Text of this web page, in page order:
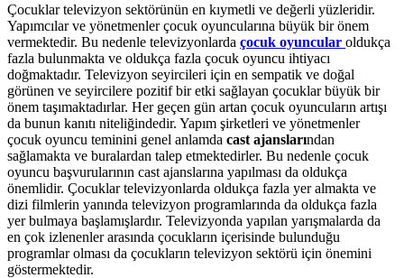
Çocuklar televizyon sektörünün en kıymetli ve değerli yüzleridir.
Yapımcılar ve yönetmenler çocuk oyuncularına büyük bir önem
vermektedir. Bu nedenle televizyonlarda çocuk oyuncular oldukça
fazla bulunmakta ve oldukça fazla çocuk oyuncu ihtiyacı
doğmaktadır. Televizyon seyircileri için en sempatik ve doğal
görünen ve seyircilere pozitif bir etki sağlayan çocuklar büyük bir
önem taşımaktadırlar. Her geçen gün artan çocuk oyuncuların artışı
da bunun kanıtı niteliğindedir. Yapım şirketleri ve yönetmenler
çocuk oyuncu teminini genel anlamda cast ajanslarından
sağlamakta ve buralardan talep etmektedirler. Bu nedenle çocuk
oyuncu başvurularının cast ajanslarına yapılması da oldukça
önemlidir. Çocuklar televizyonlarda oldukça fazla yer almakta ve
dizi filmlerin yanında televizyon programlarında da oldukça fazla
yer bulmaya başlamışlardır. Televizyonda yapılan yarışmalarda da
en çok izlenenler arasında çocukların içerisinde bulunduğu
programlar olması da çocukların televizyon sektörü için önemini
göstermektedir.